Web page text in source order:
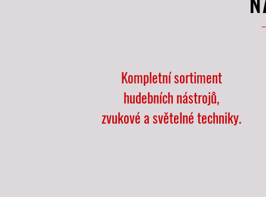
Kompletní sortiment
hudebních nástrojů,
zvukové a světelné techniky.